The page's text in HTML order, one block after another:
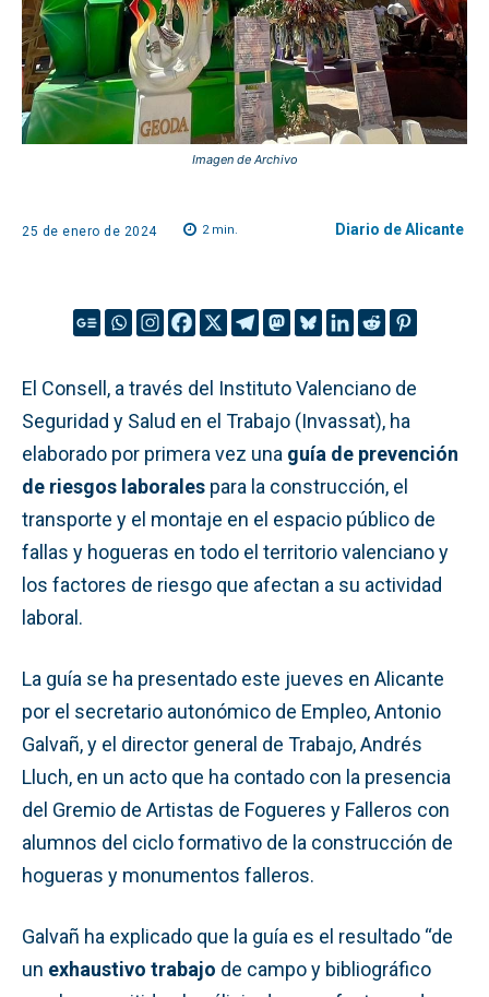
Imagen de Archivo
25 de enero de 2024 2min. Diario de Alicante
El Consell, a través del Instituto Valenciano de
Seguridad y Salud en el Trabajo (Invassat), ha
elaborado por primera vez una guía de prevención
de riesgos laborales para la construcción, el
transporte y el montaje en el espacio público de
fallas y hogueras en todo el territorio valenciano y
los factores de riesgo que afectan a su actividad
laboral.
La guía se ha presentado este jueves en Alicante
por el secretario autonómico de Empleo, Antonio
Galvañ, y el director general de Trabajo, Andrés
Lluch, en un acto que ha contado con la presencia
del Gremio de Artistas de Fogueres y Falleros con
alumnos del ciclo formativo de la construcción de
hogueras y monumentos falleros.
Galvañ ha explicado que la guía es el resultado “de
un exhaustivo trabajo de campo y bibliográfico